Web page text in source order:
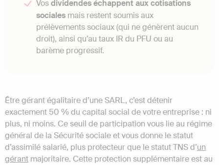
Vosdividendes échappent aux cotisations
sociales mais restent soumis aux
prélèvements sociaux (qui ne génèrent aucun
droit), ainsi qu’au taux IR du PFU ou au
barème progressif.
Être gérant égalitaire d’une SARL, c’est détenir
exactement 50 % du capital social de votre entreprise : ni
plus, ni moins. Ce seuil de participation vous lie au régime
général de la Sécurité sociale et vous donne le statut
d’assimilé salarié, plus protecteur que le statut TNS d’un
gérant majoritaire. Cette protection supplémentaire est au